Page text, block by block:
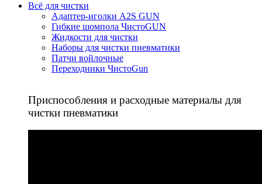
Всё для чистки
Адаптер-иголки A2S GUN
Гибкие шомпола ЧистоGUN
Жидкости для чистки
Наборы для чистки пневматики
Патчи войлочные
Переходники ЧистоGun
Приспособления и расходные материалы для
чистки пневматики